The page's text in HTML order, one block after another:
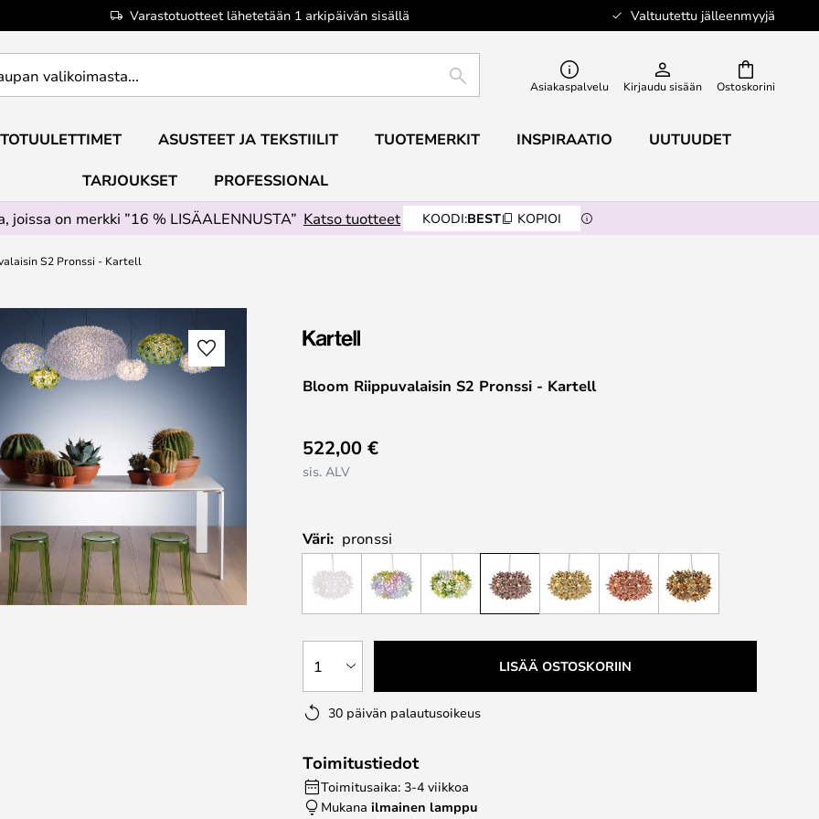
Varastotuotteet lähetetään 1 arkipäivän sisällä Valtuutettu jälleenmyyjä
Ostoskorini
ETSI Asiakaspalvelu Kirjaudu sisään
ASUSTEET JA TEKSTIILIT TUOTEMERKIT INSPIRAATIO UUTUUDET
TARJOUKSET
PROFESSIONAL
joissa on merkki ”16 % LISÄALENNUSTA” Katso tuotteet KOODI:BEST KOPIOI
S2 Pronssi - Kartell
Bloom Riippuvalaisin S2 Pronssi - Kartell
522,00 €
sis. ALV
Väri: pronssi
1 LISÄÄ OSTOSKORIIN
30 päivän palautusoikeus
Toimitustiedot
Toimitusaika: 3-4 viikkoa
Mukanailmainen lamppu